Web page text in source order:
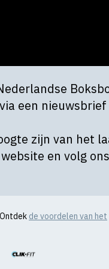
een nieuwsbrief
zijn van het
en volg ons
de voordelen van het